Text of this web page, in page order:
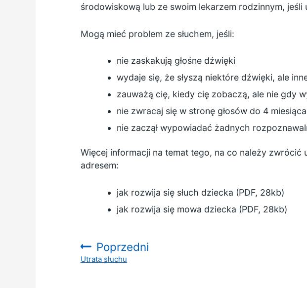
środowiskową lub ze swoim lekarzem rodzinnym, jeśli
Mogą mieć problem ze słuchem, jeśli:
nie zaskakują głośne dźwięki
wydaje się, że słyszą niektóre dźwięki, ale
zauważą cię, kiedy cię zobaczą, ale nie gdy
nie zwracaj się w stronę głosów do 4
nie zaczął wypowiadać żadnych
Więcej informacji na temat tego, na co należy
adresem:
jak rozwija się słuch dziecka (PDF, 28kb)
jak rozwija się mowa dziecka (PDF, 28kb)
Poprzedni
:Utrata słuchu